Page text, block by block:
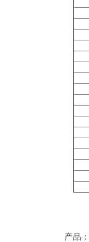
产品：